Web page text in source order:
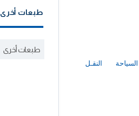
السياحة النقـل
طبعات أخرى
طبعات أخرى